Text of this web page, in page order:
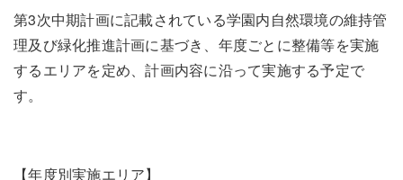
第3次中期計画に記載されている学園内自然環境の維持管
理及び緑化推進計画に基づき、年度ごとに整備等を実施
するエリアを定め、計画内容に沿って実施する予定で
す。
【年度別実施エリア】